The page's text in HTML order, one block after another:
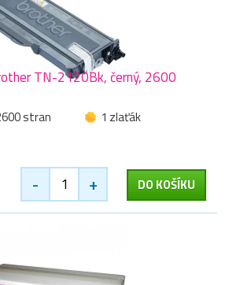
TN-2120Bk, černý, 2600
stran
1 zlaťák
- + DO KOŠÍKU